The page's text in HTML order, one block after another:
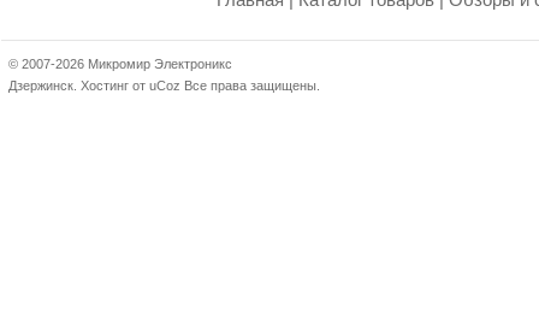
© 2007-2026 Микромир Электроникс
Дзержинск. Хостинг от uCoz Все права защищены.